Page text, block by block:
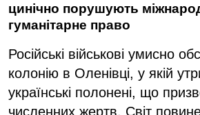
цинічно порушують
гуманітарне право
Російські військові умисно
колонію в Оленівці, у якій
українські полонені, що
численних жертв. Світ